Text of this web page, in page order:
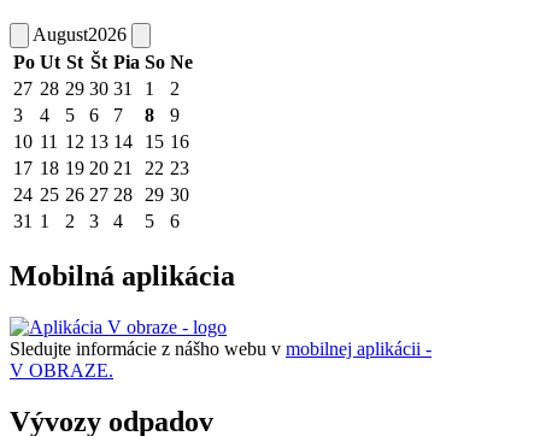
August2026
Po Ut St Št Pia So Ne
27 28 29 30 31 1
2
3
4 5 6 7 8
9
10 11 12 13 14 15 16
17 18 19 20 21 22 23
24 25 26 27 28 29 30
31 1 2 3 4 5 6
Mobilná aplikácia
Sledujte informácie z nášho webu v mobilnej aplikácii -
V OBRAZE.
Vývozy odpadov